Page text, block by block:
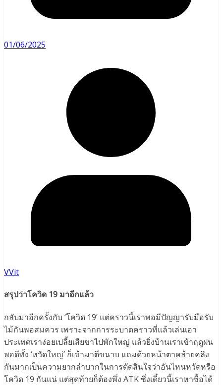
01/06/2025
VVit
สรุปว่าโควิด 19 มาอีกแล้ว
กลับมาอีกครั้งกับ ‘โควิด 19’ แต่คราวนี้เราพอมีปัญญารับมือรับ
ไม้กันพอสมควร เพราะจากการระบาดคราวที่แล้วเล่นเอา
ประเทศเราง่อยเปลี้ยเสียขาไปพักใหญ่ แล้วยิ่งบ้านเราเข้าฤดูฝน
พอดีทั้ง ‘หวัดใหญ่’ ก็เข้ามาตีขนาบ แถมด้วยหน้าตาคล้ายคลึง
กันมากเป็นความยากลำบากในการตัดสินใจว่าอันไหนหวัดหรือ
โควิด 19 กันแน่ แต่สุดท้ายก็ต้องพึ่ง ATK ซึ่งเดี๋ยวนี้เราหาซื้อได้